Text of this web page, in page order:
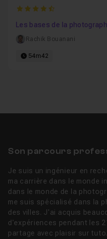
4.890625
Les bases de la
Rachik Bouanani
54m42
Son parcours
Je suis un ingénieur en
ma carrière dans le monde
dans le monde de la
me suis spécialisé dans la
des villes. J'ai acquis
d'expériences pendant les
partage avec plaisir sur